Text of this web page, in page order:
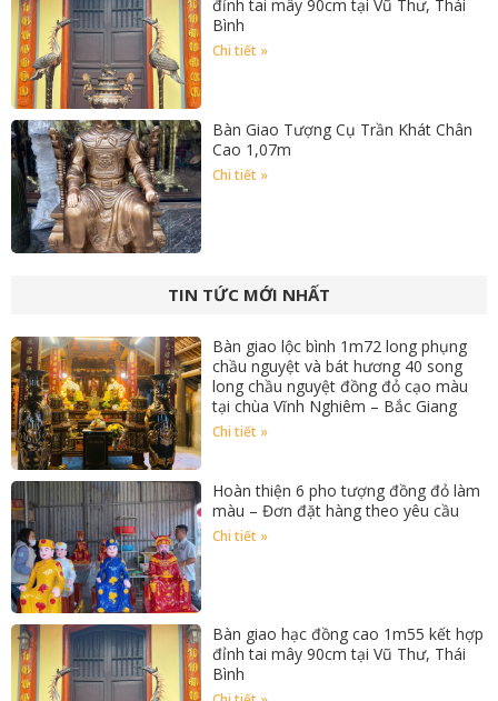
đỉnh tai mây 90cm tại Vũ Thư, Thái
Bình
Chi tiết »
Bàn Giao Tượng Cụ Trần Khát Chân
Cao 1,07m
Chi tiết »
TIN TỨC MỚI NHẤT
Bàn giao lộc bình 1m72 long phụng
chầu nguyệt và bát hương 40 song
long chầu nguyệt đồng đỏ cạo màu
tại chùa Vĩnh Nghiêm – Bắc Giang
Chi tiết »
Hoàn thiện 6 pho tượng đồng đỏ làm
màu – Đơn đặt hàng theo yêu cầu
Chi tiết »
Bàn giao hạc đồng cao 1m55 kết hợp
đỉnh tai mây 90cm tại Vũ Thư, Thái
Bình